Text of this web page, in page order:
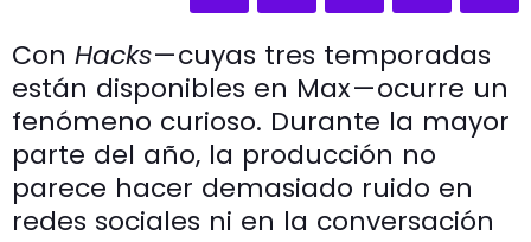
Con Hacks— cuyas tres temporadas
están disponibles en Max — ocurre un
fenómeno curioso. Durante la mayor
parte del año, la producción no
parece hacer demasiado ruido en
redes sociales ni en la conversación